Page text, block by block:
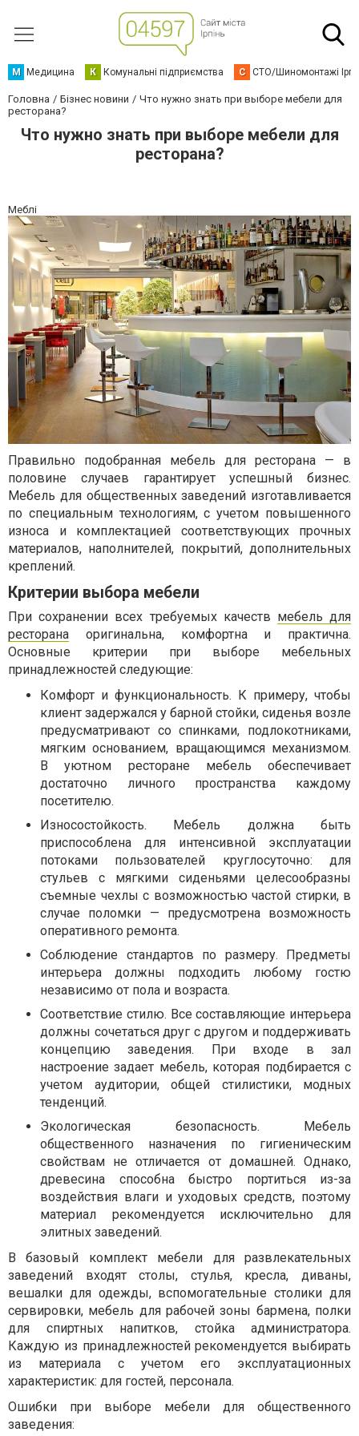
М Медицина К Комунальні підприємства С СТО/Шиномонтажі
Головна Бізнес новини
Что нужно знать при выборе мебели для
ресторана?
Что нужно знать при выборе мебели для
ресторана?
Меблі
Правильно подобранная мебель для ресторана — в
половине случаев гарантирует успешный бизнес.
Мебель для общественных заведений изготавливается
по специальным технологиям, с учетом повышенного
износа и комплектацией соответствующих прочных
материалов, наполнителей, покрытий, дополнительных
креплений.
Критерии выбора мебели
При сохранении всех требуемых качеств мебель для
ресторана оригинальна, комфортна и практична.
Основные критерии при выборе мебельных
принадлежностей следующие:
Комфорт и функциональность. К примеру, чтобы
клиент задержался у барной стойки, сиденья возле
предусматривают со спинками, подлокотниками,
мягким основанием, вращающимся механизмом.
В уютном ресторане мебель обеспечивает
достаточно личного пространства каждому
посетителю.
Износостойкость. Мебель должна быть
приспособлена для интенсивной эксплуатации
потоками пользователей круглосуточно: для
стульев с мягкими сиденьями целесообразны
съемные чехлы с возможностью частой стирки, в
случае поломки — предусмотрена возможность
оперативного ремонта.
Соблюдение стандартов по размеру. Предметы
интерьера должны подходить любому гостю
независимо от пола и возраста.
Соответствие стилю. Все составляющие интерьера
должны сочетаться друг с другом и поддерживать
концепцию заведения. При входе в зал
настроение задает мебель, которая подбирается с
учетом аудитории, общей стилистики, модных
тенденций.
Экологическая безопасность. Мебель
общественного назначения по гигиеническим
свойствам не отличается от домашней. Однако,
древесина способна быстро портиться из-за
воздействия влаги и уходовых средств, поэтому
материал рекомендуется исключительно для
элитных заведений.
В базовый комплект мебели для развлекательных
заведений входят столы, стулья, кресла, диваны,
вешалки для одежды, вспомогательные столики для
сервировки, мебель для рабочей зоны бармена, полки
для спиртных напитков, стойка администратора.
Каждую из принадлежностей рекомендуется выбирать
из материала с учетом его эксплуатационных
характеристик: для гостей, персонала.
Ошибки при выборе мебели для общественного
заведения: